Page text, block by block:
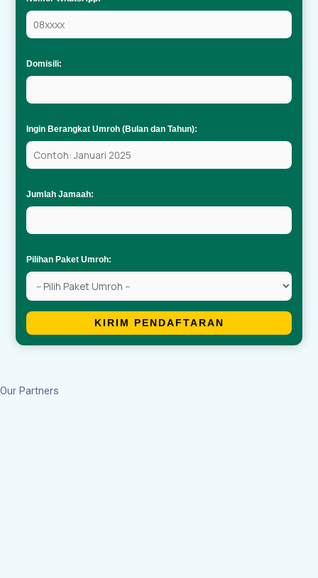
Domisili:
Ingin Berangkat Umroh (Bulan dan Tahun):
Jumlah Jamaah:
Pilihan Paket Umroh:
KIRIM PENDAFTARAN
Our Partners